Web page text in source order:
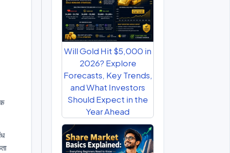
Will Gold Hit $5,000 in
2026? Explore
Forecasts, Key Trends,
and What Investors
Should Expect in the
Year Ahead